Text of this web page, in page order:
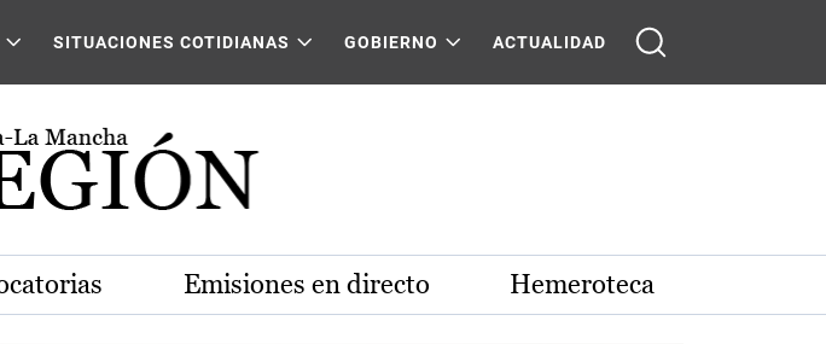
SITUACIONES COTIDIANAS GOBIERNO ACTUALIDAD
Emisiones en directo Hemeroteca